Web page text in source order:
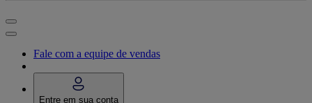
Fale com a equipe de vendas
Entre em sua conta